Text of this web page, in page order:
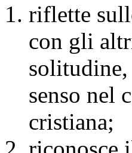
riflette
con gli
senso nel
cristiana;